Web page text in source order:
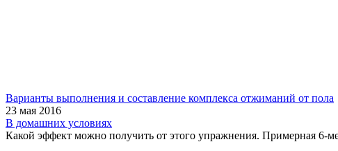
Варианты выполнения и составление комплекса отжиманий от пола
23 мая 2016
В домашних условиях
Какой эффект можно получить от этого упражнения. Примерная 6-